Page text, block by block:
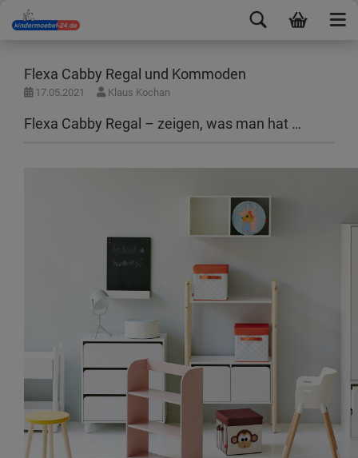
Flexa Cabby Regal und Kommoden
17.05.2021 Klaus Kochan
Flexa Cabby Regal – zeigen, was man hat …